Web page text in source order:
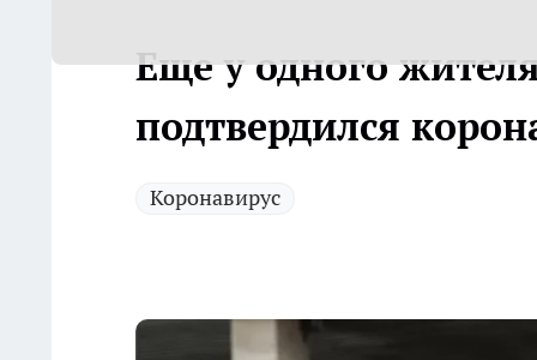
Еще у одного
подтвердился
Коронавирус